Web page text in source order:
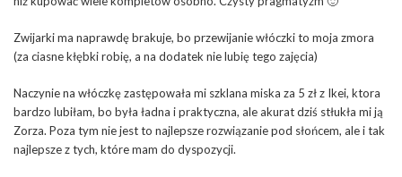
Zwijarki ma naprawdę brakuje, bo przewijanie włóczki to moja zmora
(za ciasne kłębki robię, a na dodatek nie lubię tego zajęcia)
Naczynie na włóczkę zastępowała mi szklana miska za 5 zł z Ikei, ktora
bardzo lubiłam, bo była ładna i praktyczna, ale akurat dziś stłukła mi ją
Zorza. Poza tym nie jest to najlepsze rozwiązanie pod słońcem, ale i tak
najlepsze z tych, które mam do dyspozycji.